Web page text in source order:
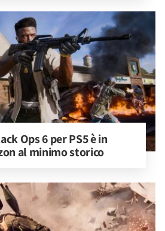
Ops 6 per PS5 è in
al minimo storico